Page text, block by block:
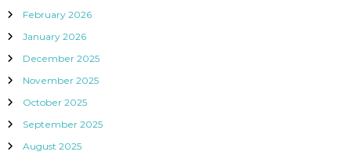
February 2026
January 2026
December 2025
November 2025
October 2025
September 2025
August 2025